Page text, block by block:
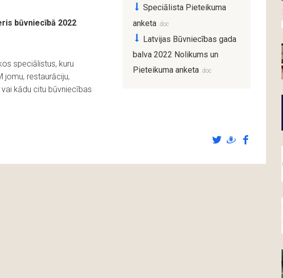
Speciālista Pieteikuma
anketa
Latvijas Būvniecības gada
balva 2022 Nolikums un
Pieteikuma anketa
būvniecībā 2022
speciālistus, kuru
jomu, restaurāciju,
kādu citu būvniecības